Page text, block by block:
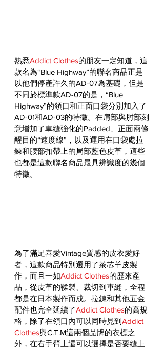
熟悉Addict Clothes的朋友一定知道，這
款名為“Blue Highway”的聯名商品正是
以他們停產許久的AD-07為基礎，但是
不同於標準款AD-07的是，“Blue
Highway”的領口和正面口袋分別加入了
AD-01和AD-03的特徵。在肩部與肘部刻
意增加了車縫強化的Padded、正面兩條
醒目的“速度線”，以及運用在口袋處拉
鍊和腰部扣帶上的局部藍色皮革，這些
也都是這款聯名商品最具辨識度的幾個
特徵。
為了滿足喜愛Vintage質感的皮衣愛好
者，這款商品特別選用了茶芯羊皮製
作，而且一如Addict Clothes的歷來產
品，從皮革的鞣製、裁切到車縫，全程
都是在日本製作而成。拉鍊和其他五金
配件也完全延續了Addict Clothes的高規
格，除了在領口內可以同時見到 Addict
Clothes與C.T.M這兩個品牌的衣標之
外，在右手臂上還可以選擇是否要縫上